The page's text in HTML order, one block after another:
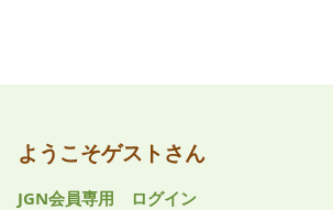
ようこそゲストさん
JGN会員専用 ログイン